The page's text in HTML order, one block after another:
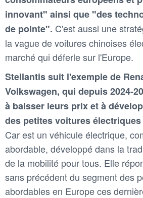
innovant" ainsi que "des
de pointe". C'est aussi une
la vague de voitures chinoises
marché qui déferle sur l'Europe.
Stellantis suit l'exemple de
Volkswagen, qui depuis 2024-
à baisser leurs prix et à
des petites voitures
Car est un véhicule électrique,
abordable, développé dans la
de la mobilité pour tous. Elle
sans précédent du segment des
abordables en Europe ces